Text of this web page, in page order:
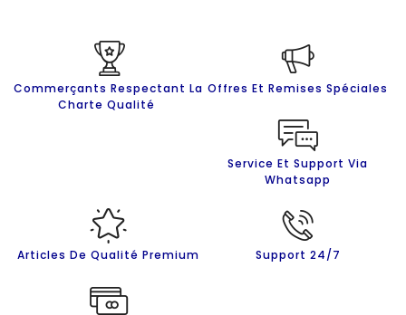
Commerçants Respectant La
Charte Qualité
Offres Et Remises Spéciales
Service Et Support Via
Whatsapp
Articles De Qualité Premium Support 24/7